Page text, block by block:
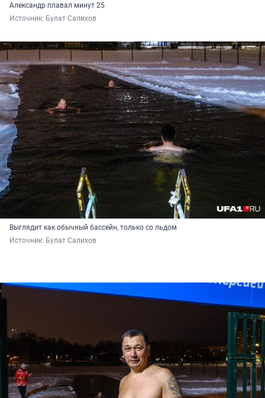
Александр плавал минут 25
Источник: Булат Салихов
Выглядит как обычный бассейн, только со льдом
Источник: Булат Салихов